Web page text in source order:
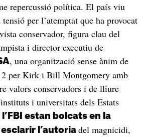
repercussió política. El país viu
per l’atemptat que ha provocat
conservador, figura clau del
i director executiu de
, una organització sense ànim de
per Kirk i Bill Montgomery amb
valors conservadors i de lliure
i universitats dels Estats
l’FBI estan bolcats en la
l’autoria del magnicidi,